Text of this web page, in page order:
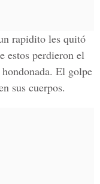
rapidito les quitó
estos perdieron el
El golpe
sus cuerpos.